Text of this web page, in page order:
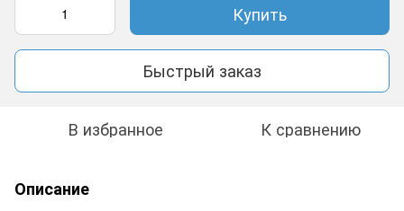
Купить
Быстрый заказ
В избранное К сравнению
Описание